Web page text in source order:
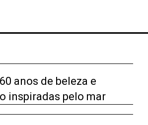
anos de beleza e
inspiradas pelo mar